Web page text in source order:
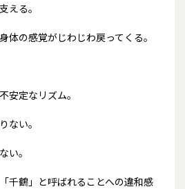
える。
体の感覚がじわじわ戻ってくる。
安定なリズム。
ない。
。
千鶴」と呼ばれることへの違和感